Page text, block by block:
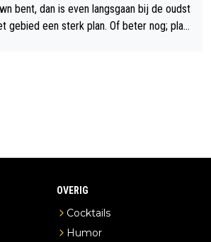
bent, dan is even langsgaan bij de oudst
sterk plan. Of beter nog; plan
OVERIG
Cocktails
Humor